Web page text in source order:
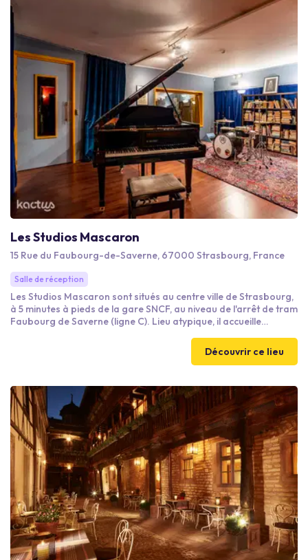
Les Studios Mascaron
15 Rue du Faubourg-de-Saverne, 67000 Strasbourg, France
Salle de réception
Les Studios Mascaron sont situés au centre ville de Strasbourg,
à 5 minutes à pieds de la gare SNCF, au niveau de l'arrêt de tram
Faubourg de Saverne (ligne C). Lieu atypique, il accueille
se transformer en lieu de réception pour entreprises, dans une
voix off et de cover musicale entre collègues / amis.
Découvrir ce lieu